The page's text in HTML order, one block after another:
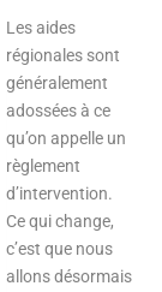
Les aides
régionales sont
généralement
adossées à ce
qu’on appelle un
règlement
d’intervention.
Ce qui change,
c’est que nous
allons désormais